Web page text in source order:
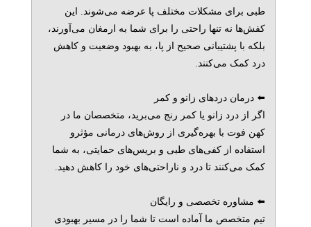
طبی برای مشکلات مختلف پا عرضه می‌شوند. این
کفش‌ها نه تنها راحتی را برای شما به ارمغان می‌آورند،
بلکه با پشتیبانی صحیح از پا، به بهبود وضعیت و کاهش
درد کمک می‌کنند.
⬅️ درمان دردهای زانو و کمر
اگر از درد زانو یا کمر رنج می‌برید، متخصصان ما در
کهن فوت با بهره‌گیری از روش‌های درمانی مؤثرو
استفاده از کفی‌های طبی و بریس‌های حمایتی، به شما
کمک می‌کنند تا درد و ناراحتی‌های خود را کاهش دهید.
⬅️ مشاوره تخصصی و رایگان
تیم متخصص ما آماده است تا شما را در مسیر بهبودی